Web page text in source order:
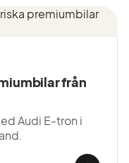
från
Audi E-tron i